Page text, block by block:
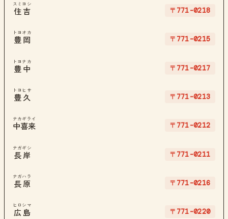
住吉
スミヨシ
〒771-0218
豊岡
トヨオカ
〒771-0215
豊中
トヨナカ
〒771-0217
豊久
トヨヒサ
〒771-0213
中喜来
ナカギライ
〒771-0212
長岸
ナガギシ
〒771-0211
長原
ナガハラ
〒771-0216
広島
ヒロシマ
〒771-0220